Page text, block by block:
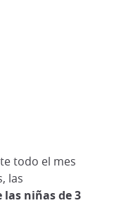
todo el mes
las
las niñas de 3